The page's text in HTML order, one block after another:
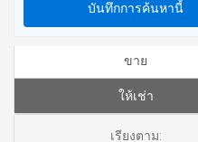
บันทึกการค้นหานี้
ขาย
ให้เช่า
เรียงตาม: